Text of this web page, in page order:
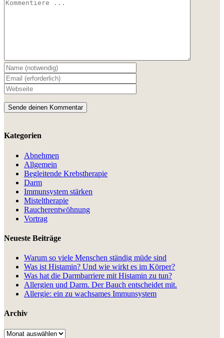
Kategorien
Abnehmen
Allgemein
Begleitende Krebstherapie
Darm
Immunsystem stärken
Misteltherapie
Raucherentwöhnung
Vortrag
Neueste Beiträge
Warum so viele Menschen ständig müde sind
Was ist Histamin? Und wie wirkt es im Körper?
Was hat die Darmbarriere mit Histamin zu tun?
Allergien und Darm. Der Bauch entscheidet mit.
Allergie: ein zu wachsames Immunsystem
Archiv
Archiv